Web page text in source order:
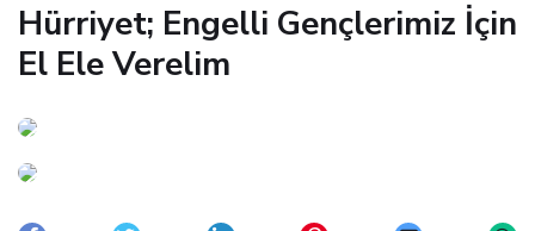
Hürriyet; Engelli Gençlerimiz İçin
El Ele Verelim